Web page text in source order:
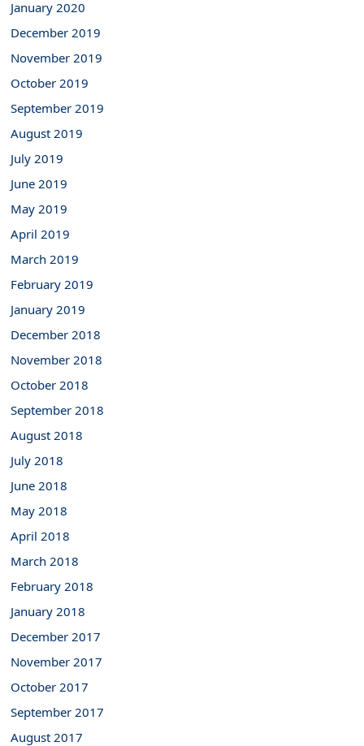
January 2020
December 2019
November 2019
October 2019
September 2019
August 2019
July 2019
June 2019
May 2019
April 2019
March 2019
February 2019
January 2019
December 2018
November 2018
October 2018
September 2018
August 2018
July 2018
June 2018
May 2018
April 2018
March 2018
February 2018
January 2018
December 2017
November 2017
October 2017
September 2017
August 2017